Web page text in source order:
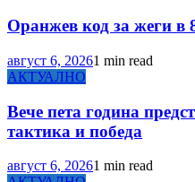
Оранжев код за жеги в
август 6, 20261 min read
АКТУАЛНО
Вече пета година
тактика и победа
август 6, 20261 min read